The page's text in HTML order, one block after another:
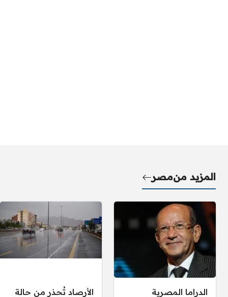
المزيد منمصر
الدراما المصرية الأرصاد تُحذر من حالة